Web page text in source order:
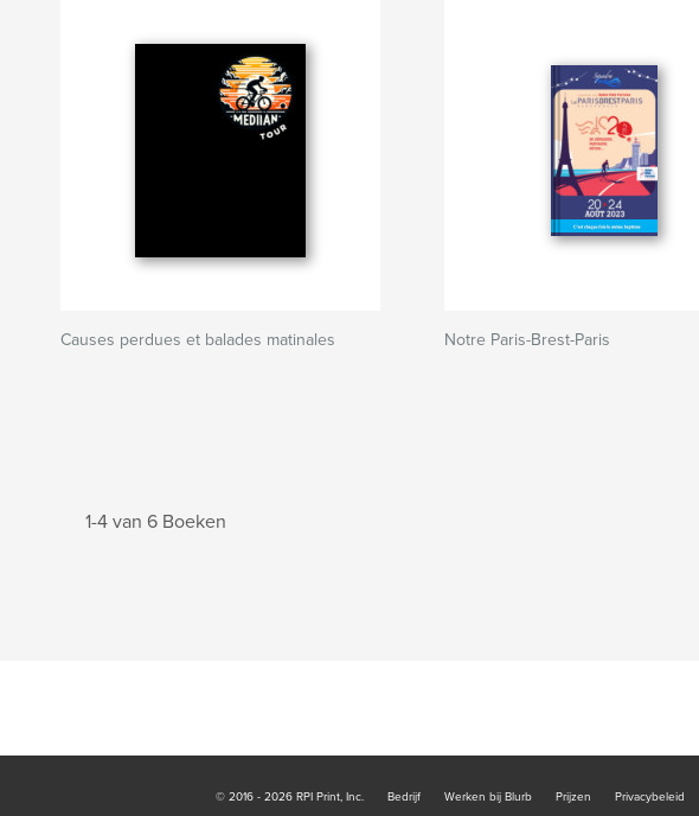
Causes perdues et balades matinales Notre Paris-Brest-Paris
1-4 van 6 Boeken
© 2016 - 2026 RPI Print, Inc. Bedrijf Werken bij Blurb Prijzen Privacybeleid